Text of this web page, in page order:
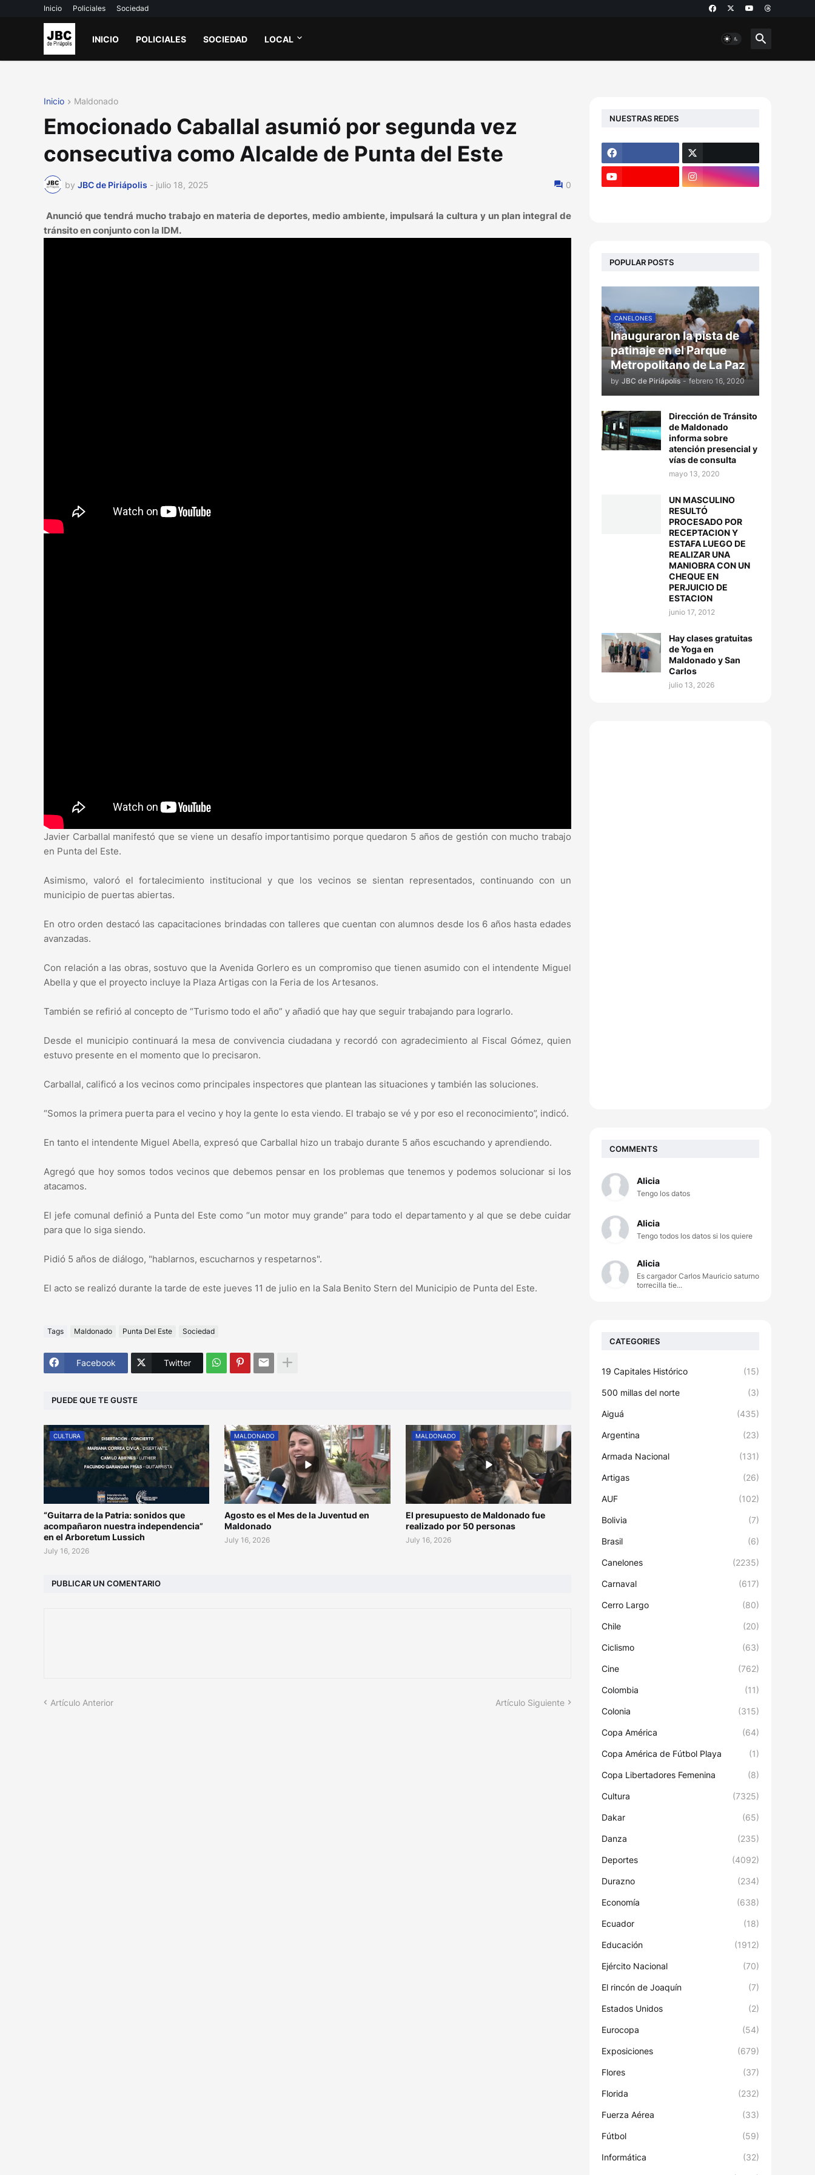
Inicio Policiales Sociedad
INICIO POLICIALES SOCIEDAD LOCAL
Inicio Maldonado
Emocionado Caballal asumió por segunda vez
consecutiva como Alcalde de Punta del Este
by JBC de Piriápolis - julio 18, 2025 0
Anunció que tendrá mucho trabajo en materia de deportes, medio ambiente, impulsará la cultura y un plan integral de
tránsito en conjunto con la IDM.
Javier Carballal manifestó que se viene un desafío importantisimo porque quedaron 5 años de gestión con mucho trabajo
en Punta del Este.
Asimismo, valoró el fortalecimiento institucional y que los vecinos se sientan representados, continuando con un
municipio de puertas abiertas.
En otro orden destacó las capacitaciones brindadas con talleres que cuentan con alumnos desde los 6 años hasta edades
avanzadas.
Con relación a las obras, sostuvo que la Avenida Gorlero es un compromiso que tienen asumido con el intendente Miguel
Abella y que el proyecto incluye la Plaza Artigas con la Feria de los Artesanos.
También se refirió al concepto de “Turismo todo el año” y añadió que hay que seguir trabajando para lograrlo.
Desde el municipio continuará la mesa de convivencia ciudadana y recordó con agradecimiento al Fiscal Gómez, quien
estuvo presente en el momento que lo precisaron.
Carballal, calificó a los vecinos como principales inspectores que plantean las situaciones y también las soluciones.
“Somos la primera puerta para el vecino y hoy la gente lo esta viendo. El trabajo se vé y por eso el reconocimiento”, indicó.
En tanto el intendente Miguel Abella, expresó que Carballal hizo un trabajo durante 5 años escuchando y aprendiendo.
Agregó que hoy somos todos vecinos que debemos pensar en los problemas que tenemos y podemos solucionar si los
atacamos.
El jefe comunal definió a Punta del Este como “un motor muy grande” para todo el departamento y al que se debe cuidar
para que lo siga siendo.
Pidió 5 años de diálogo, "hablarnos, escucharnos y respetarnos".
El acto se realizó durante la tarde de este jueves 11 de julio en la Sala Benito Stern del Municipio de Punta del Este.
Tags Maldonado Punta Del Este Sociedad
Facebook Twitter
PUEDE QUE TE GUSTE
CULTURA
“Guitarra de la Patria: sonidos que
acompañaron nuestra independencia”
en el Arboretum Lussich
July 16, 2026
MALDONADO
Agosto es el Mes de la Juventud en
Maldonado
July 16, 2026
MALDONADO
El presupuesto de Maldonado fue
realizado por 50 personas
July 16, 2026
PUBLICAR UN COMENTARIO
Artículo Anterior Artículo Siguiente
NUESTRAS REDES
POPULAR POSTS
CANELONES
Inauguraron la pista de
patinaje en el Parque
Metropolitano de La Paz
by JBC de Piriápolis - febrero 16, 2020
Dirección de Tránsito
de Maldonado
informa sobre
atención presencial y
vías de consulta
mayo 13, 2020
UN MASCULINO
RESULTÓ
PROCESADO POR
RECEPTACION Y
ESTAFA LUEGO DE
REALIZAR UNA
MANIOBRA CON UN
CHEQUE EN
PERJUICIO DE
ESTACION
junio 17, 2012
Hay clases gratuitas
de Yoga en
Maldonado y San
Carlos
julio 13, 2026
COMMENTS
Alicia
Tengo los datos
Alicia
Tengo todos los datos si los quiere
Alicia
Es cargador Carlos Mauricio saturno
torrecilla tie...
CATEGORIES
19 Capitales Histórico (15)
500 millas del norte (3)
Aiguá (435)
Argentina (23)
Armada Nacional (131)
Artigas (26)
AUF (102)
Bolivia (7)
Brasil (6)
Canelones (2235)
Carnaval (617)
Cerro Largo (80)
Chile (20)
Ciclismo (63)
Cine (762)
Colombia (11)
Colonia (315)
Copa América (64)
Copa América de Fútbol Playa (1)
Copa Libertadores Femenina (8)
Cultura (7325)
Dakar (65)
Danza (235)
Deportes (4092)
Durazno (234)
Economía (638)
Ecuador (18)
Educación (1912)
Ejército Nacional (70)
El rincón de Joaquín (7)
Estados Unidos (2)
Eurocopa (54)
Exposiciones (679)
Flores (37)
Florida (232)
Fuerza Aérea (33)
Fútbol (59)
Informática (32)